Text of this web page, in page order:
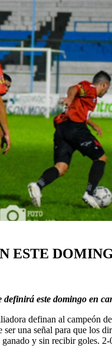
ESTE
este domingo en
definan al campeón
una señal para que los
y sin recibir goles.